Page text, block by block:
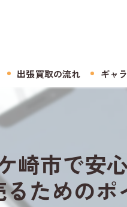
出張買取の流れ ギャ
崎市で安
るためのポ